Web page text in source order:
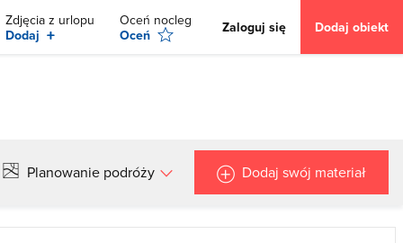
Zdjęcia z urlopu
Dodaj +
Oceń nocleg
Oceń
Zaloguj się Dodaj obiekt
Planowanie podróży Dodaj swój materiał